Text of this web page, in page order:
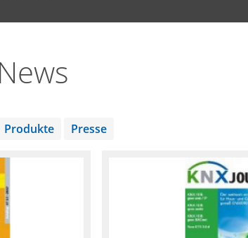
Produkte Presse